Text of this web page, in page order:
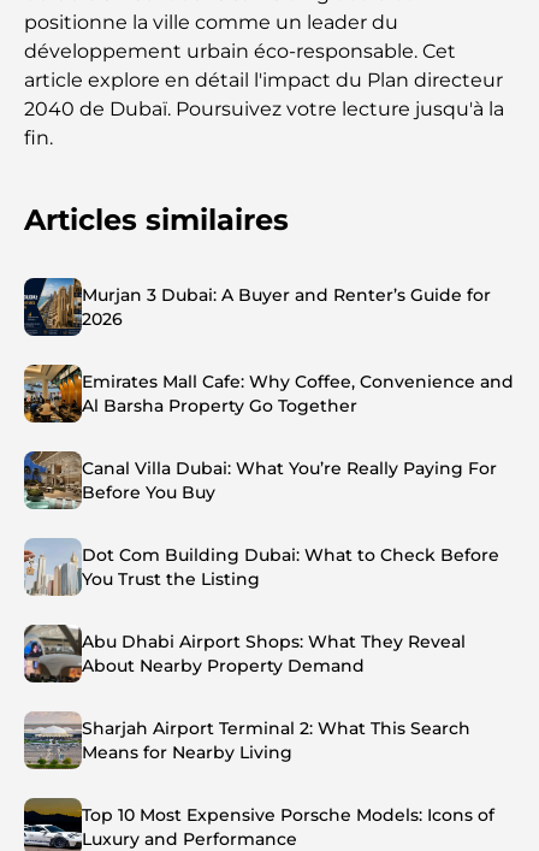
positionne la ville comme un leader du
développement urbain éco-responsable. Cet
article explore en détail l'impact du Plan directeur
2040 de Dubaï. Poursuivez votre lecture jusqu'à la
fin.
Articles similaires
Murjan 3 Dubai: A Buyer and Renter’s Guide for
2026
Emirates Mall Cafe: Why Coffee, Convenience and
Al Barsha Property Go Together
Canal Villa Dubai: What You’re Really Paying For
Before You Buy
Dot Com Building Dubai: What to Check Before
You Trust the Listing
Abu Dhabi Airport Shops: What They Reveal
About Nearby Property Demand
Sharjah Airport Terminal 2: What This Search
Means for Nearby Living
Top 10 Most Expensive Porsche Models: Icons of
Luxury and Performance